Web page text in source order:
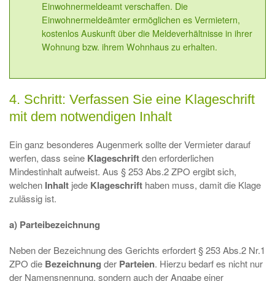
Einwohnermeldeamt verschaffen. Die
Einwohnermeldeämter ermöglichen es Vermietern,
kostenlos Auskunft über die Meldeverhältnisse in ihrer
Wohnung bzw. ihrem Wohnhaus zu erhalten.
4. Schritt: Verfassen Sie eine Klageschrift
mit dem notwendigen Inhalt
Ein ganz besonderes Augenmerk sollte der Vermieter darauf
werfen, dass seine Klageschriftden erforderlichen
Mindestinhalt aufweist. Aus § 253 Abs.2 ZPO ergibt sich,
welchen Inhalt jede Klageschrift haben muss, damit die Klage
zulässig ist.
a) Parteibezeichnung
Neben der Bezeichnung des Gerichts erfordert § 253 Abs.2 Nr.1
ZPO die Bezeichnung der Parteien. Hierzu bedarf es nicht nur
der Namensnennung, sondern auch der Angabe einer